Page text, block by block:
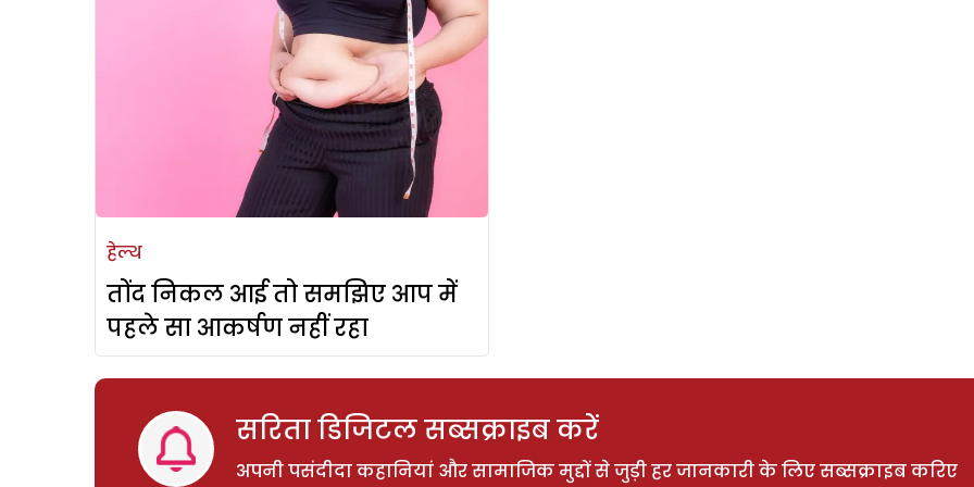
हेल्थ
तोंद निकल आई तो समझिए आप में
पहले सा आकर्षण नहीं रहा
सरिता डिजिटल सब्सक्राइब करें
अपनी पसंदीदा कहानियां और सामाजिक मुद्दों से जुड़ी हर जानकारी के लिए सब्सक्राइब करिए